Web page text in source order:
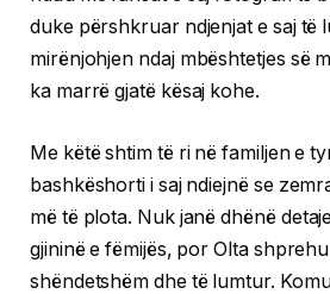
duke përshkruar ndjenjat e saj të
mirënjohjen ndaj mbështetjes së
ka marrë gjatë kësaj kohe.
Me këtë shtim të ri në familjen e
bashkëshorti i saj ndiejnë se
më të plota. Nuk janë dhënë
gjininë e fëmijës, por Olta
shëndetshëm dhe të lumtur.